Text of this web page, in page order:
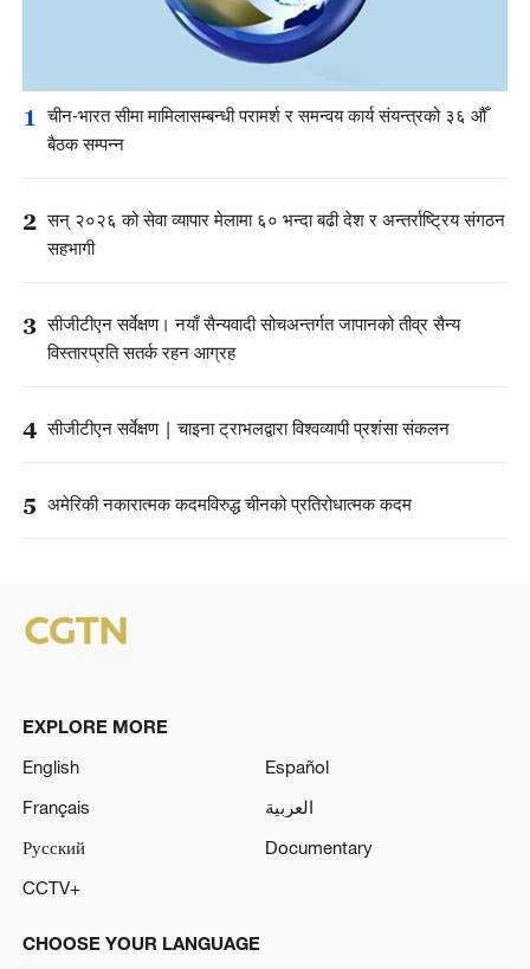
1 चीन-भारत सीमा मामिलासम्बन्धी परामर्श र समन्वय कार्य संयन्त्रको ३६ औँ
बैठक सम्पन्न
2 सन् २०२६ को सेवा व्यापार मेलामा ६० भन्दा बढी देश र अन्तर्राष्ट्रिय संगठन
सहभागी
3 सीजीटीएन सर्वेक्षण। नयाँ सैन्यवादी सोचअन्तर्गत जापानको तीव्र सैन्य
विस्तारप्रति सतर्क रहन आग्रह
4 सीजीटीएन सर्वेक्षण | चाइना ट्राभलद्वारा विश्वव्यापी प्रशंसा संकलन
5 अमेरिकी नकारात्मक कदमविरुद्ध चीनको प्रतिरोधात्मक कदम
EXPLORE MORE
English
Español
Français
العربية
Русский
Documentary
CCTV+
CHOOSE YOUR LANGUAGE